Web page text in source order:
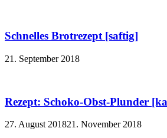
Schnelles Brotrezept [saftig]
21. September 2018
Rezept: Schoko-Obst-Plunder
27. August 201821. November 2018